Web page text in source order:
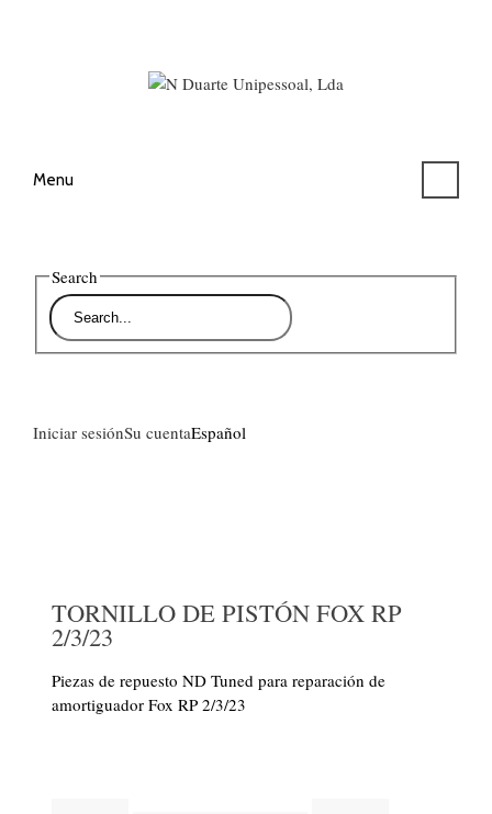
Menu
Search
Iniciar sesiónSu cuentaEspañol
TORNILLO DE PISTÓN FOX RP
2/3/23
Piezas de repuesto ND Tuned para reparación de
amortiguador Fox RP 2/3/23